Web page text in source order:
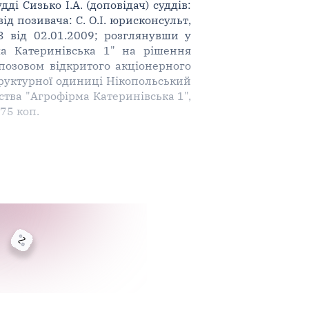
Сизько І.А. (доповідач) суддів:
позивача: С. О.І. юрисконсульт,
від 02.01.2009; розглянувши у
Катеринівська 1" на рішення
відкритого акціонерного
одиниці Нікопольський
"Агрофірма Катеринівська 1",
коп.